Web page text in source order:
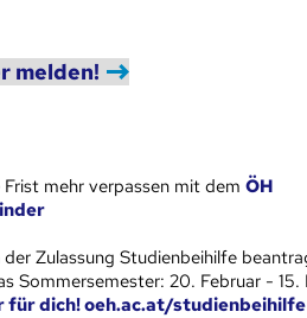
melden!
Frist mehr verpassen mit demÖH
der Zulassung Studienbeihilfe
Sommersemester: 20. Februar - 15.
für dich! oeh.ac.at/studienbeihilfe